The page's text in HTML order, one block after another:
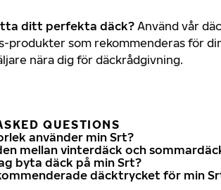
ditt perfekta däck? Använd vår
produkter som rekommenderas för
nära dig för däckrådgivning.
QUESTIONS
använder min Srt?
mellan vinterdäck och
byta däck på min Srt?
däcktrycket för min